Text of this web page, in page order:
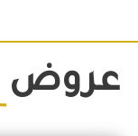
عروض